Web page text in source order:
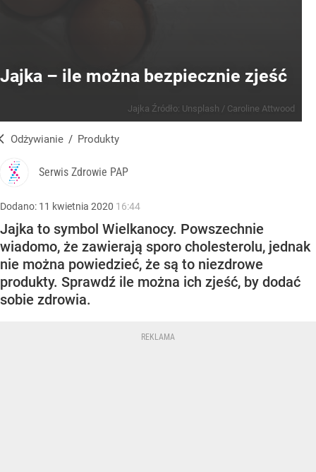
Jajka – ile można bezpiecznie zjeść
Jajka Źródło: Unsplash / Caroline Attwood
Odżywianie / Produkty
Serwis Zdrowie PAP
Dodano: 11 kwietnia 2020 16:44
Jajka to symbol Wielkanocy. Powszechnie
wiadomo, że zawierają sporo cholesterolu, jednak
nie można powiedzieć, że są to niezdrowe
produkty. Sprawdź ile można ich zjeść, by dodać
sobie zdrowia.